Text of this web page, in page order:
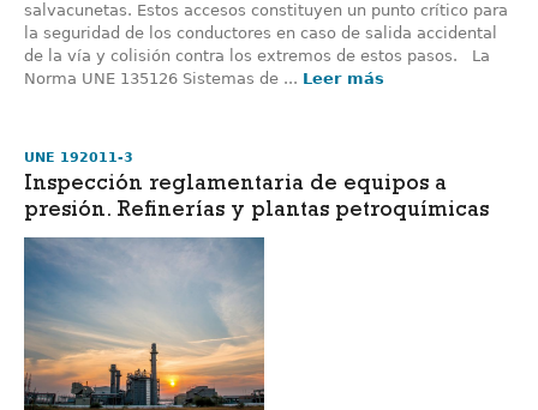
salvacunetas. Estos accesos constituyen un punto crítico para
la seguridad de los conductores en caso de salida accidental
de la vía y colisión contra los extremos de estos pasos. La
Norma UNE 135126 Sistemas de ... Leer más
UNE 192011-3
Inspección reglamentaria de equipos a
presión. Refinerías y plantas petroquímicas